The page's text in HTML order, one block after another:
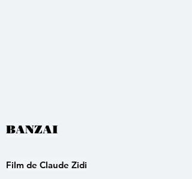
BANZAI
Film de Claude Zidi